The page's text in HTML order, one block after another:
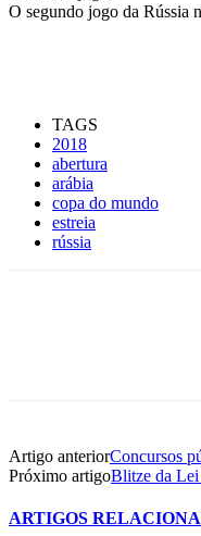
O segundo jogo da Rússia
TAGS
2018
abertura
arábia
copa do mundo
estreia
rússia
Artigo anteriorConcursos
Próximo artigoBlitze da Lei
ARTIGOS